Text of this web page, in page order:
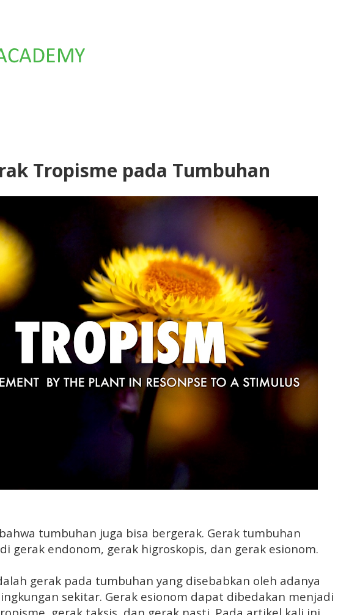
Tropisme pada Tumbuhan
tumbuhan juga bisa bergerak. Gerak tumbuhan
gerak endonom, gerak higroskopis, dan gerak esionom.
gerak pada tumbuhan yang disebabkan oleh adanya
sekitar. Gerak esionom dapat dibedakan menjadi